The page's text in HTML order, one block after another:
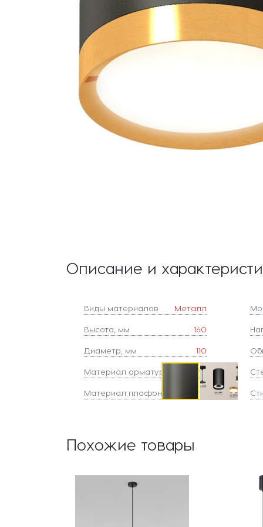
Описание и
Виды материалов Металл
Высота, мм 160
Диаметр, мм 110
Материал арматуры Металл
Материал плафонов Металл
Похожие товары